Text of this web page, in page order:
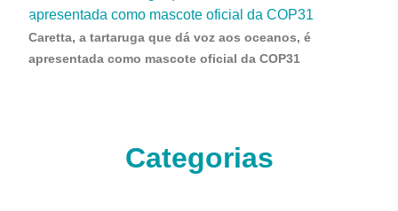
Caretta, a tartaruga que dá voz aos oceanos, é
apresentada como mascote oficial da COP31
Categorias